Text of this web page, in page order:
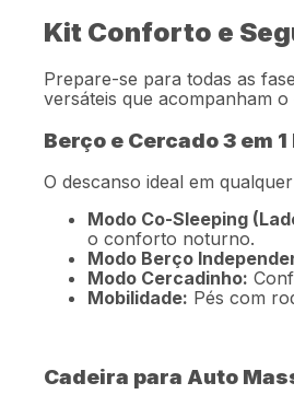
Kit Conforto e
Prepare-se para todas as
versáteis que acompanham
Berço e Cercado 3 em
O descanso ideal em
Modo Co-Sleeping
o conforto noturno.
Modo Berço
Modo Cercadinho:
Mobilidade: Pés com
Cadeira para Auto